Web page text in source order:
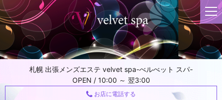
札幌 出張メンズエステ velvet spa-べルべット スパ-
OPEN / 10:00 ～ 翌3:00
お店に電話する
t
o
g
g
l
a